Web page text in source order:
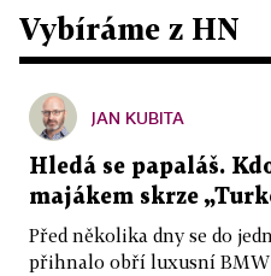
Vybíráme z HN
JAN KUBITA
Hledá se papaláš.
majákem skrze
Před několika dny se do
přihnalo obří luxusní BMW